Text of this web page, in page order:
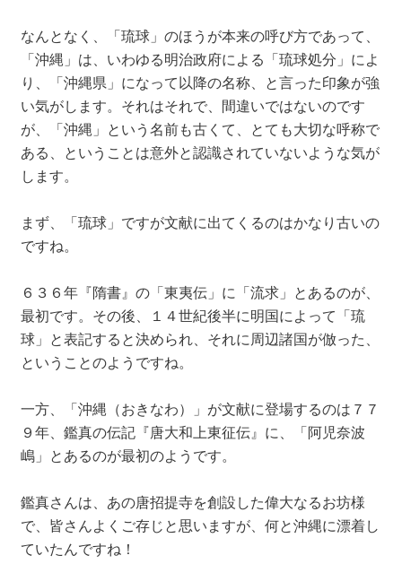
なんとなく、「琉球」のほうが本来の呼び方であって、
「沖縄」は、いわゆる明治政府による「琉球処分」によ
り、「沖縄県」になって以降の名称、と言った印象が強
い気がします。それはそれで、間違いではないのです
が、「沖縄」という名前も古くて、とても大切な呼称で
ある、ということは意外と認識されていないような気が
します。
まず、「琉球」ですが文献に出てくるのはかなり古いの
ですね。
６３６年『隋書』の「東夷伝」に「流求」とあるのが、
最初です。その後、１４世紀後半に明国によって「琉
球」と表記すると決められ、それに周辺諸国が倣った、
ということのようですね。
一方、「沖縄（おきなわ）」が文献に登場するのは７７
９年、鑑真の伝記『唐大和上東征伝』に、「阿児奈波
嶋」とあるのが最初のようです。
鑑真さんは、あの唐招提寺を創設した偉大なるお坊様
で、皆さんよくご存じと思いますが、何と沖縄に漂着し
ていたんですね！